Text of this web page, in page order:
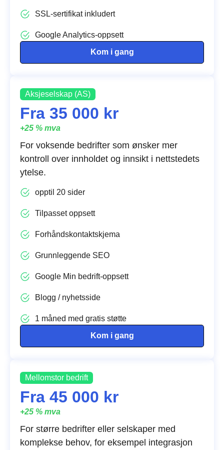
SSL-sertifikat inkludert
Google Analytics-oppsett
Kom i gang
Aksjeselskap (AS)
Fra 35 000 kr
+25 % mva
For voksende bedrifter som ønsker mer
kontroll over innholdet og innsikt i nettstedets
ytelse.
opptil 20 sider
Tilpasset oppsett
Forhåndskontaktskjema
Grunnleggende SEO
Google Min bedrift-oppsett
Blogg / nyhetsside
1 måned med gratis støtte
Kom i gang
Mellomstor bedrift
Fra 45 000 kr
+25 % mva
For større bedrifter eller selskaper med
komplekse behov, for eksempel integrasjon